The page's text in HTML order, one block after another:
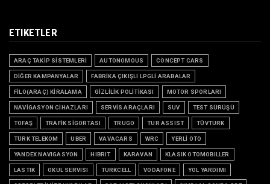
ETIKETLER
ARAÇ TAKİP SİSTEMLERİ AUTONOMOUS CONCEPT CARS
DİĞER KAMPANYALAR FABRİKA ÇIKIŞLI LPGLİ ARABALAR
FİLO(ARAÇ) KİRALAMA GİZLİLİK POLİTİKASI MOTOR SPORLARI
NAVİGASYON CİHAZLARI SERVİS ARAÇLARI SUV TEST SÜRÜŞÜ
TOFAŞ TRAFİK SİGORTASI TRUGO TUR ASSIST TÜVTURK
TÜRK TELEKOM UBER VAVACARS WRC YERLİ OTO
YANDEX NAVIGASYON HIBRIT KARAVAN KLASIK OTOMOBILLER
LASTIK OKUL SERVISI TURKCELL VODAFONE YOL YARDIMI